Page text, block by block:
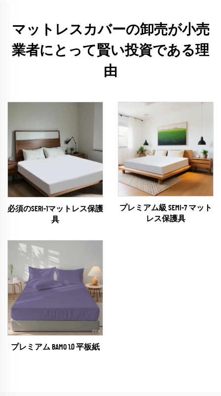
マットレスカバーの卸売が小売
業者にとって賢い投資である理
由
必須のSERI-1マットレス保護
具
プレミアム級 SEMI-7 マット
レス保護具
プレミアム BAMO 1.0 平板紙